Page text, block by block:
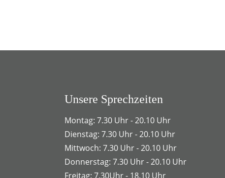
Unsere Sprechzeiten
Montag: 7.30 Uhr - 20.10 Uhr
Dienstag: 7.30 Uhr - 20.10 Uhr
Mittwoch: 7.30 Uhr - 20.10 Uhr
Donnerstag: 7.30 Uhr - 20.10 Uhr
Freitag: 7.30Uhr - 18.10 Uhr